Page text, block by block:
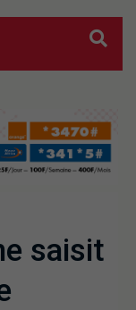
saisit